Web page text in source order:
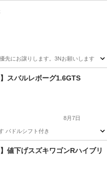
先にお譲りします。3Nお願いします
】スバルレボーグ1.6GTS
8月7日
パドルシフト付き
値下げスズキワゴンRハイブリ